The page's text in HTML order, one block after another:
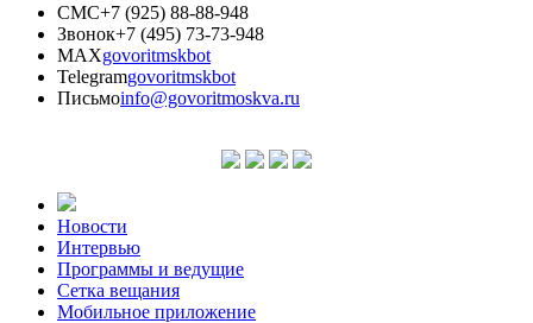
СМС+7 (925) 88-88-948
Звонок+7 (495) 73-73-948
MAXgovoritmskbot
Telegramgovoritmskbot
Письмоinfo@govoritmoskva.ru
Новости
Интервью
Программы и ведущие
Сетка вещания
Мобильное приложение